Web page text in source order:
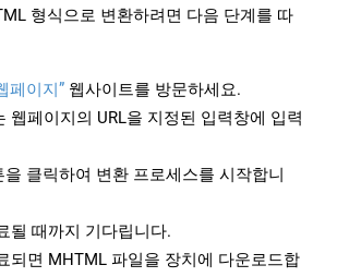
형식으로 변환하려면 다음 단계를 따
페이지” 웹사이트를 방문하세요.
웹페이지의 URL을 지정된 입력창에 입력
을 클릭하여 변환 프로세스를 시작합니
될 때까지 기다립니다.
되면 MHTML 파일을 장치에 다운로드합